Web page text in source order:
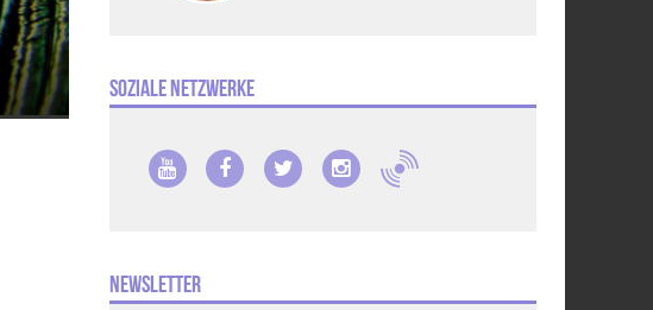
Soziale Netzwerke
Newsletter